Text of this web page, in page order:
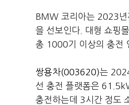
BMW 코리아는 2023년
을 선보인다. 대형 쇼핑
총 1000기 이상의 충전
쌍용차(003620)는
선 충전 플랫폼은
충전하는데 3시간 정도